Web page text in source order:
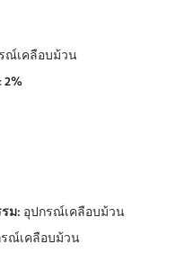
ณ์เคลือบม้วน
2%
ม: อุปกรณ์เคลือบม้วน
ณ์เคลือบม้วน